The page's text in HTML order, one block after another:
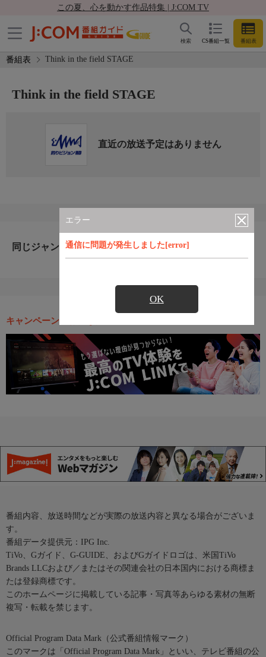
この夏、心を動かす作品特集 | J:COM TV
CS番組一覧 番組表
検索
番組表 Think in the field STAGE
エラー
通信に問題が発生しました[error]
OK
Think in the field STAGE
直近の放送予定はありません
同じジャンルのおすすめ番組
キャンペーン・お得な情報
番組内容、放送時間などが実際の放送内容と異なる場合がございま
す。
番組データ提供元：IPG Inc.
TiVo、Gガイド、G-GUIDE、およびGガイドロゴは、米国TiVo
Brands LLCおよび／またはその関連会社の日本国内における商標ま
たは登録商標です。
このホームページに掲載している記事・写真等あらゆる素材の無断
複写・転載を禁じます。
Official Program Data Mark（公式番組情報マーク）
このマークは「Official Program Data Mark」といい、テレビ番組の公